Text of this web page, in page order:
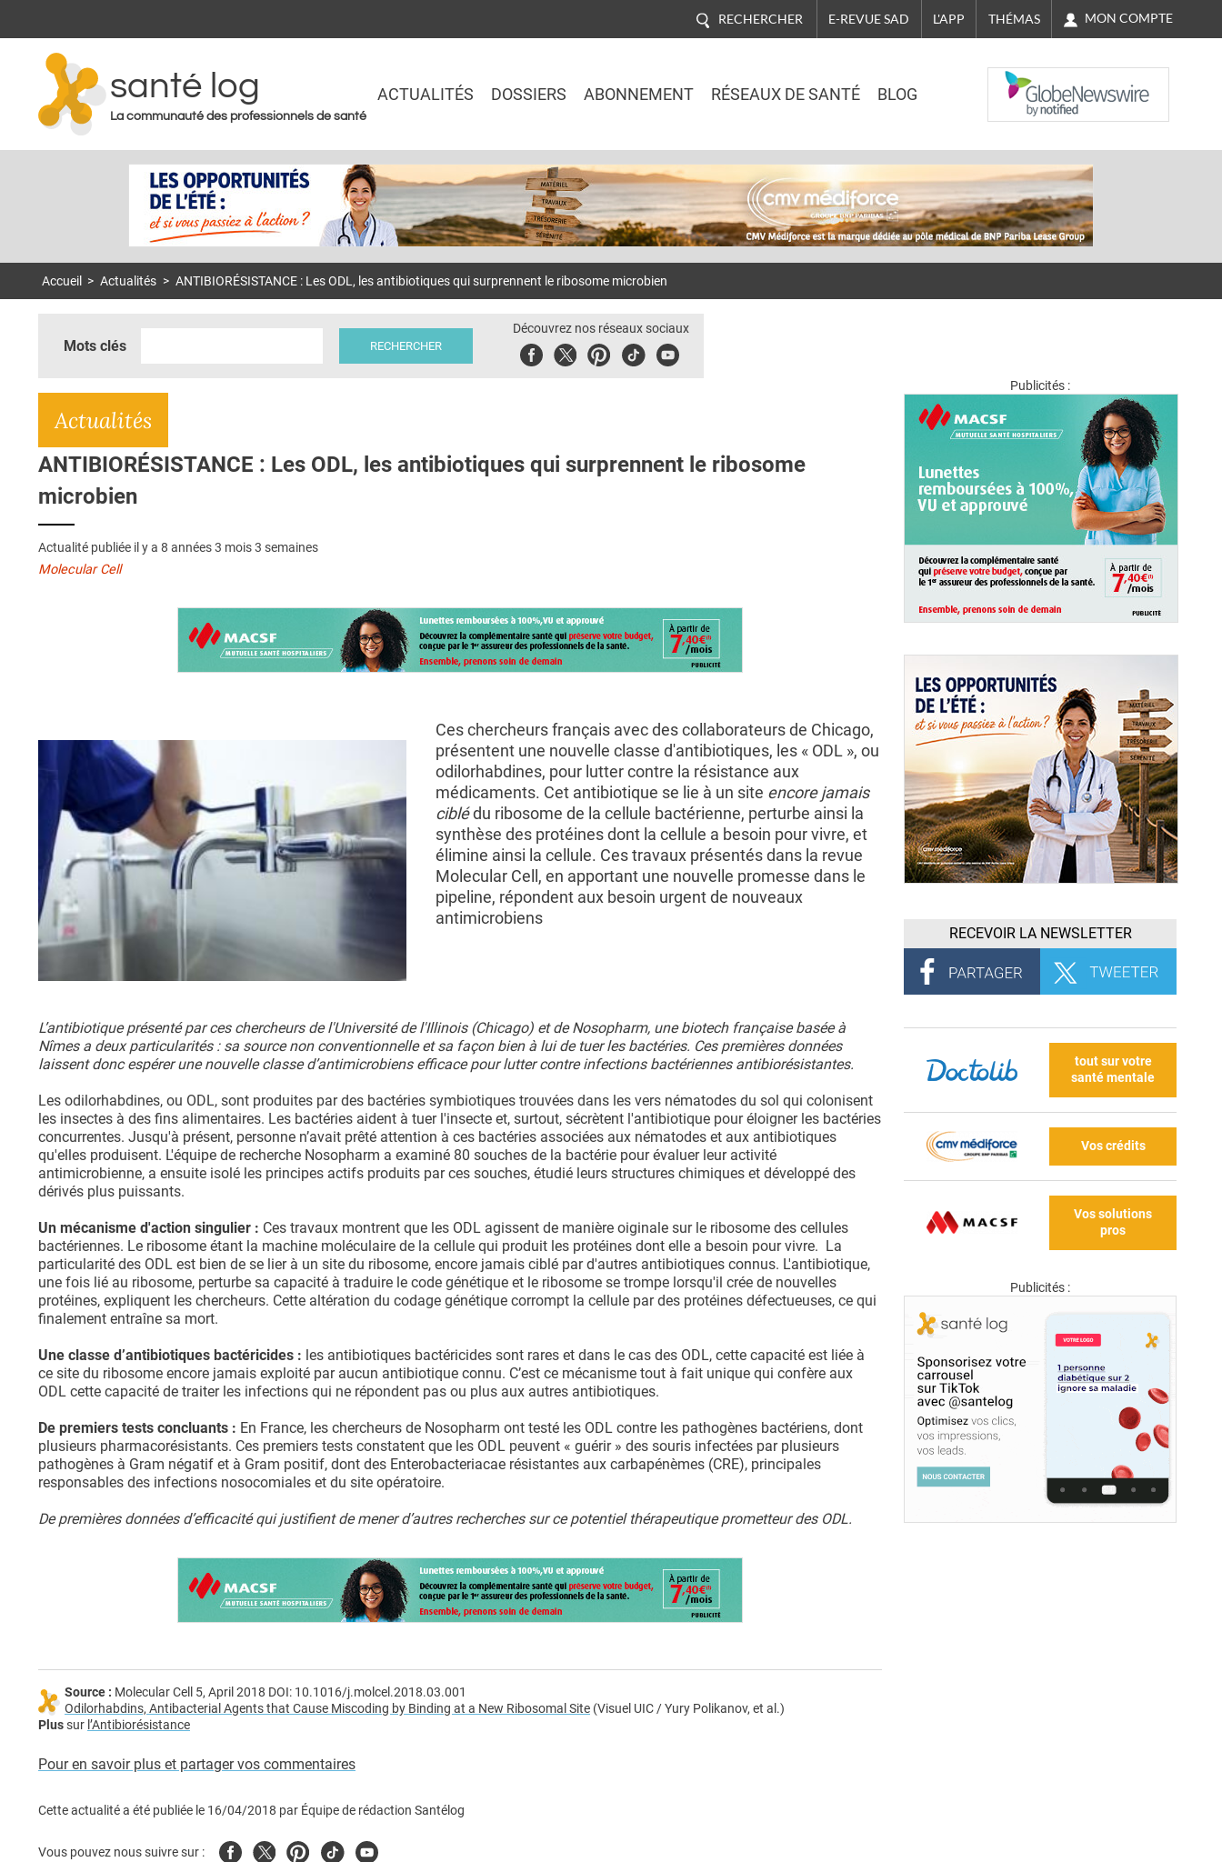
RECHERCHER E-REVUE SAD L'APP THÉMAS MON COMPTE
santé log
La communauté des professionnels de santé
ACTUALITÉS DOSSIERS ABONNEMENT RÉSEAUX DE SANTÉ BLOG
NASDAQ
Accueil > Actualités > ANTIBIORÉSISTANCE : Les ODL, les antibiotiques qui surprennent le ribosome microbien
Mots clés
Découvrez nos réseaux sociaux
FacebookTwitterPinterest
TiktokYoubute
Actualités
ANTIBIORÉSISTANCE : Les ODL, les antibiotiques qui surprennent le ribosome
microbien
Actualité publiée il y a 8 années 3 mois 3 semaines
Molecular Cell
Ces chercheurs français avec des collaborateurs de Chicago,
présentent une nouvelle classe d'antibiotiques, les « ODL », ou
odilorhabdines, pour lutter contre la résistance aux
médicaments. Cet antibiotique se lie à un site encore jamais
ciblédu ribosome de la cellule bactérienne, perturbe ainsi la
synthèse des protéines dont la cellule a besoin pour vivre, et
élimine ainsi la cellule. Ces travaux présentés dans la revue
Molecular Cell, en apportant une nouvelle promesse dans le
pipeline, répondent aux besoin urgent de nouveaux
antimicrobiens
L’antibiotique présenté par ces chercheurs de l'Université de l'Illinois (Chicago) et de Nosopharm, une biotech française basée à
Nîmes a deux particularités : sa source non conventionnelle et sa façon bien à lui de tuer les bactéries. Ces premières données
laissent donc espérer une nouvelle classe d’antimicrobiens efficace pour lutter contre infections bactériennes antibiorésistantes.
Les odilorhabdines, ou ODL, sont produites par des bactéries symbiotiques trouvées dans les vers nématodes du sol qui colonisent
les insectes à des fins alimentaires. Les bactéries aident à tuer l'insecte et, surtout, sécrètent l'antibiotique pour éloigner les bactéries
concurrentes. Jusqu'à présent, personne n’avait prêté attention à ces bactéries associées aux nématodes et aux antibiotiques
qu'elles produisent. L'équipe de recherche Nosopharm a examiné 80 souches de la bactérie pour évaluer leur activité
antimicrobienne, a ensuite isolé les principes actifs produits par ces souches, étudié leurs structures chimiques et développé des
dérivés plus puissants.
Un mécanisme d'action singulier : Ces travaux montrent que les ODL agissent de manière oiginale sur le ribosome des cellules
bactériennes. Le ribosome étant la machine moléculaire de la cellule qui produit les protéines dont elle a besoin pour vivre. La
particularité des ODL est bien de se lier à un site du ribosome, encore jamais ciblé par d'autres antibiotiques connus. L'antibiotique,
une fois lié au ribosome, perturbe sa capacité à traduire le code génétique et le ribosome se trompe lorsqu'il crée de nouvelles
protéines, expliquent les chercheurs. Cette altération du codage génétique corrompt la cellule par des protéines défectueuses, ce qui
finalement entraîne sa mort.
Une classe d’antibiotiques bactéricides : les antibiotiques bactéricides sont rares et dans le cas des ODL, cette capacité est liée à
ce site du ribosome encore jamais exploité par aucun antibiotique connu. C’est ce mécanisme tout à fait unique qui confère aux
ODL cette capacité de traiter les infections qui ne répondent pas ou plus aux autres antibiotiques.
De premiers tests concluants : En France, les chercheurs de Nosopharm ont testé les ODL contre les pathogènes bactériens, dont
plusieurs pharmacorésistants. Ces premiers tests constatent que les ODL peuvent « guérir » des souris infectées par plusieurs
pathogènes à Gram négatif et à Gram positif, dont des Enterobacteriacae résistantes aux carbapénèmes (CRE), principales
responsables des infections nosocomiales et du site opératoire.
De premières données d’efficacité qui justifient de mener d’autres recherches sur ce potentiel thérapeutique prometteur des ODL.
Source : Molecular Cell 5, April 2018 DOI: 10.1016/j.molcel.2018.03.001
Odilorhabdins, Antibacterial Agents that Cause Miscoding by Binding at a New Ribosomal Site (Visuel UIC / Yury Polikanov, et al.)
Plussur l’Antibiorésistance
Pour en savoir plus et partager vos commentaires
Cette actualité a été publiée le 16/04/2018 par Équipe de rédaction Santélog
Vous pouvez nous suivre sur : FacebookTwitterPinterest
TiktokYoutube
Publicités :
RECEVOIR LA NEWSLETTER
tout sur votre
santé mentale
Vos crédits
Vos solutions
pros
Publicités :